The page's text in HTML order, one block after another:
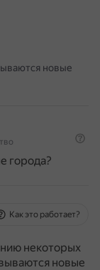
новые
города?
Как это работает?
некоторых
новые